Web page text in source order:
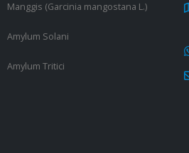
Manggis (Garcinia mangostana L.)
Amylum Solani
Amylum Tritici